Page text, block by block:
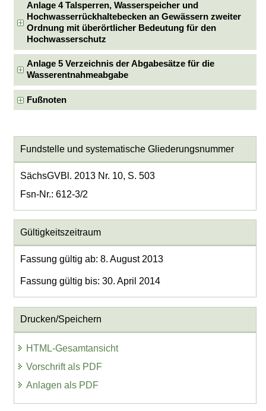
Anlage 4 Talsperren, Wasserspeicher und
Hochwasserrückhaltebecken an Gewässern zweiter
Ordnung mit überörtlicher Bedeutung für den
Hochwasserschutz
Anlage 5 Verzeichnis der Abgabesätze für die
Wasserentnahmeabgabe
Fußnoten
Fundstelle und systematische Gliederungsnummer
SächsGVBl. 2013 Nr. 10, S. 503
Fsn-Nr.: 612-3/2
Gültigkeitszeitraum
Fassung gültig ab: 8. August 2013
Fassung gültig bis: 30. April 2014
Drucken/Speichern
HTML-Gesamtansicht
Vorschrift als PDF
Anlagen als PDF